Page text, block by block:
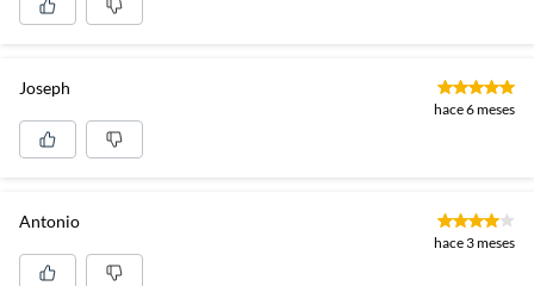
Joseph
hace 6 meses
Antonio
hace 3 meses